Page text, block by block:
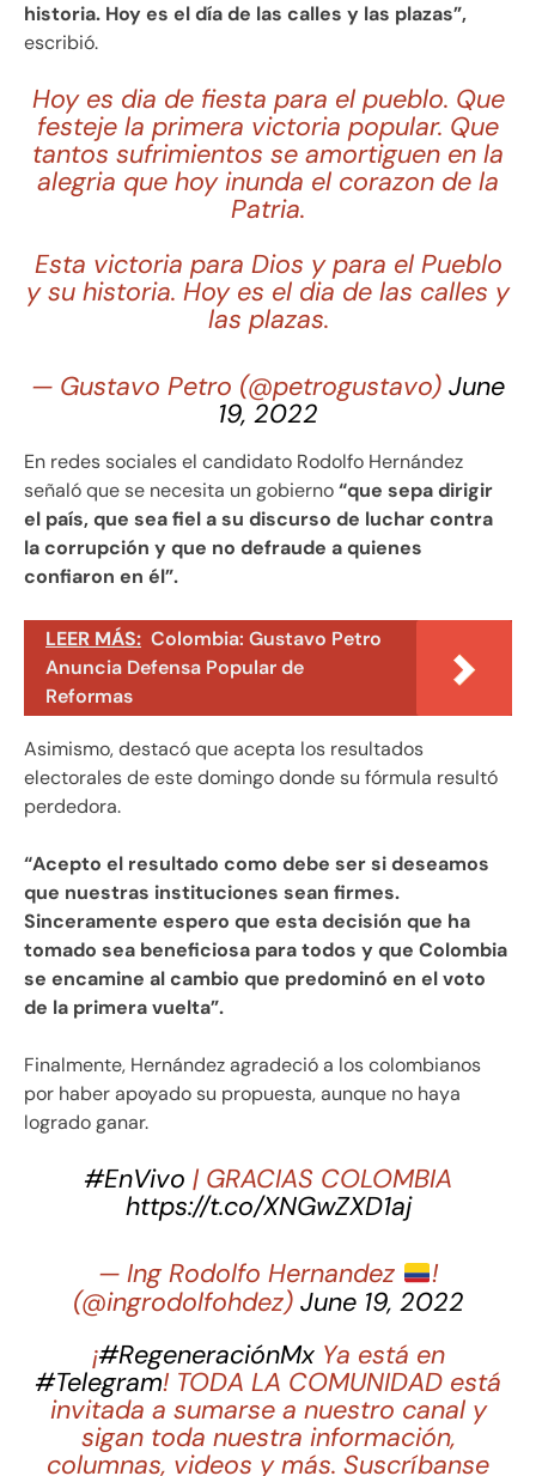
historia. Hoy es el día de las calles y las plazas”,
escribió.
Hoy es dia de fiesta para el pueblo. Que
festeje la primera victoria popular. Que
tantos sufrimientos se amortiguen en la
alegria que hoy inunda el corazon de la
Patria.
Esta victoria para Dios y para el Pueblo
y su historia. Hoy es el dia de las calles y
las plazas.
— Gustavo Petro (@petrogustavo) June
19, 2022
En redes sociales el candidato Rodolfo Hernández
señaló que se necesita un gobierno“que sepa dirigir
el país, que sea fiel a su discurso de luchar contra
la corrupción y que no defraude a quienes
confiaron en él”.
LEER MÁS: Colombia: Gustavo Petro
Anuncia Defensa Popular de
Reformas
Asimismo, destacó que acepta los resultados
electorales de este domingo donde su fórmula resultó
perdedora.
“Acepto el resultado como debe ser si deseamos
que nuestras instituciones sean firmes.
Sinceramente espero que esta decisión que ha
tomado sea beneficiosa para todos y que Colombia
se encamine al cambio que predominó en el voto
de la primera vuelta”.
Finalmente, Hernández agradeció a los colombianos
por haber apoyado su propuesta, aunque no haya
logrado ganar.
#EnVivo | GRACIAS COLOMBIA
https://t.co/XNGwZXD1aj
— Ing Rodolfo Hernandez
!
(@ingrodolfohdez) June 19, 2022
¡#RegeneraciónMxYa está en
#Telegram! TODA LA COMUNIDAD está
invitada a sumarse a nuestro canal y
sigan toda nuestra información,
columnas, videos y más. Suscríbanse